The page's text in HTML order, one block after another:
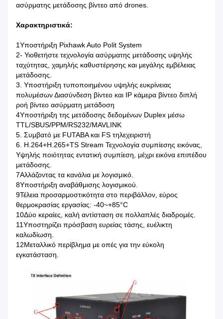
ασύρματης μετάδοσης βίντεο από drones.
Χαρακτηριστικά:
1Υποστήριξη Pixhawk Auto Polit System
2- Υιοθετήστε τεχνολογία ασύρματης μετάδοσης υψηλής
ταχύτητας, χαμηλής καθυστέρησης και μεγάλης εμβέλειας
μετάδοσης.
3. Υποστήριξη τυποποιημένου υψηλής ευκρίνειας
πολυμέσων Διασύνδεση βίντεο και IP κάμερα βίντεο διπλή
ροή βίντεο ασύρματη μετάδοση
4Υποστήριξη της μετάδοσης δεδομένων Duplex μέσω
TTL/SBUS/PPM/RS232/MAVLINK
5. Συμβατό με FUTABA και FS τηλεχειριστή
6. H.264+H.265+TS Stream Τεχνολογία συμπίεσης εικόνας,
Υψηλής ποιότητας εντατική συμπίεση, μέχρι εικόνα επιπέδου
μετάδοσης.
7Αλλάζοντας τα κανάλια με λογισμικό.
8Υποστήριξη αναβάθμισης λογισμικού.
9Τέλεια προσαρμοστικότητα στο περιβάλλον, εύρος
θερμοκρασίας εργασίας: -40~+85°C
10Δύο κεραίες, καλή αντίσταση σε πολλαπλές διαδρομές.
11Υποστηρίζει πρόσβαση ευρείας τάσης, ευέλικτη
καλωδίωση.
12Μεταλλικό περίβλημα με οπές για την εύκολη
εγκατάσταση.